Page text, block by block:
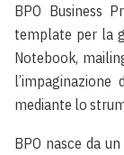
BPO Business
template per la
Notebook,
mediante lo
BPO nasce da